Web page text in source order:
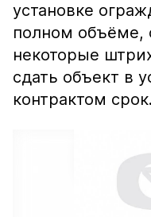
установке
полном объёме,
некоторые
сдать объект в
контрактом срок.